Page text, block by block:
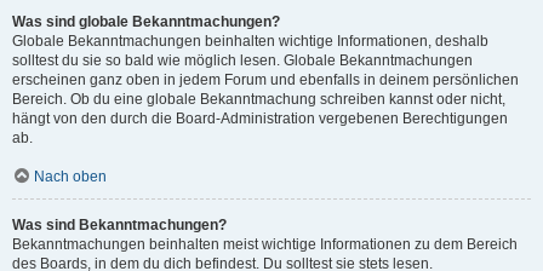
Was sind globale Bekanntmachungen?
Globale Bekanntmachungen beinhalten wichtige Informationen, deshalb
solltest du sie so bald wie möglich lesen. Globale Bekanntmachungen
erscheinen ganz oben in jedem Forum und ebenfalls in deinem persönlichen
Bereich. Ob du eine globale Bekanntmachung schreiben kannst oder nicht,
hängt von den durch die Board-Administration vergebenen Berechtigungen
ab.
Nach oben
Was sind Bekanntmachungen?
Bekanntmachungen beinhalten meist wichtige Informationen zu dem Bereich
des Boards, in dem du dich befindest. Du solltest sie stets lesen.